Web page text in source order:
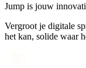
Jump is jouw
Vergroot je digitale
het kan, solide waar